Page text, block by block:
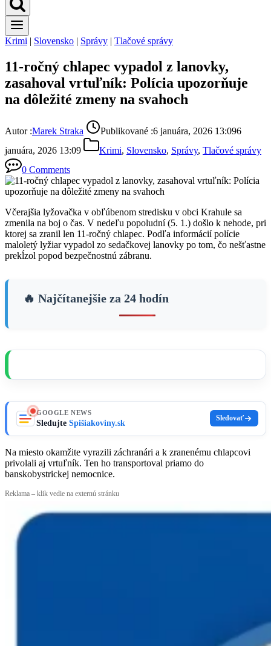
Krimi | Slovensko | Správy | Tlačové správy
11-ročný chlapec vypadol z lanovky,
zasahoval vrtuľník: Polícia upozorňuje
na dôležité zmeny na svahoch
Autor :Marek Straka Publikované :6 januára, 2026 13:096
januára, 2026 13:09
Krimi, Slovensko, Správy, Tlačové správy
0 Comments
Včerajšia lyžovačka v obľúbenom stredisku v obci Krahule sa
zmenila na boj o čas. V nedeľu popoludní (5. 1.) došlo k nehode, pri
ktorej sa zranil len 11-ročný chlapec. Podľa informácií polície
maloletý lyžiar vypadol zo sedačkovej lanovky po tom, čo nešťastne
prekĺzol popod bezpečnostnú zábranu.
🔥 Najčítanejšie za 24 hodín
GOOGLE NEWS
Sledujte Spišiakoviny.sk
Sledovať
Na miesto okamžite vyrazili záchranári a k zranenému chlapcovi
privolali aj vrtuľník. Ten ho transportoval priamo do
banskobystrickej nemocnice.
Reklama – klik vedie na externú stránku